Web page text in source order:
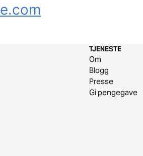
TJENESTE
Om
Blogg
Presse
Gi pengegave